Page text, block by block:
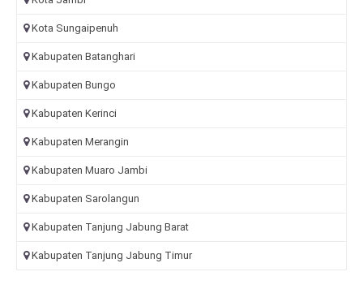
Kota Sungaipenuh
Kabupaten Batanghari
Kabupaten Bungo
Kabupaten Kerinci
Kabupaten Merangin
Kabupaten Muaro Jambi
Kabupaten Sarolangun
Kabupaten Tanjung Jabung Barat
Kabupaten Tanjung Jabung Timur